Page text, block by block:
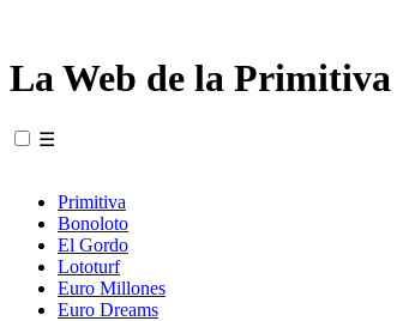
La Web de la Primitiva
☰
Primitiva
Bonoloto
El Gordo
Lototurf
Euro Millones
Euro Dreams